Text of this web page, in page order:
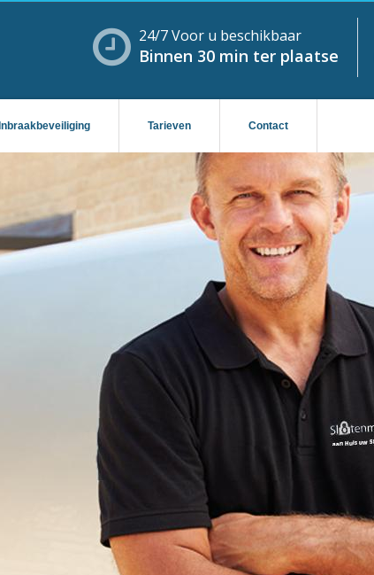
24/7 Voor u beschikbaar
Binnen 30 min ter plaatse
Inbraakbeveiliging Tarieven Contact